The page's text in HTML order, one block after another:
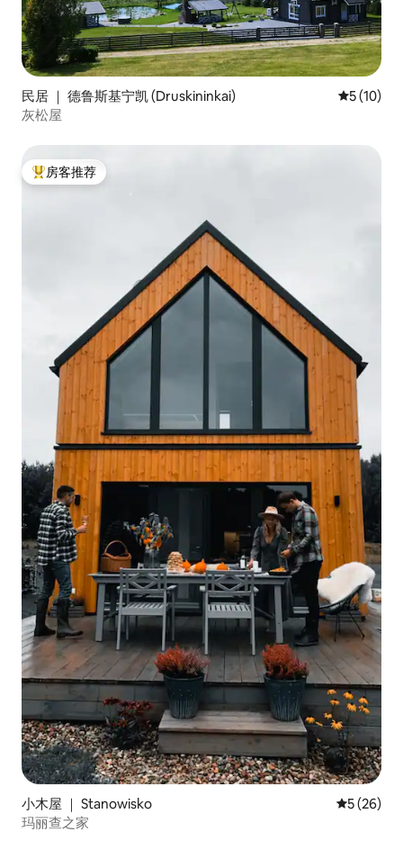
民居 ｜ 德鲁斯基宁凯 (Druskininkai) 平均评分
5 (10)
灰松屋
热门「房客推荐」
房客推荐
小木屋 ｜ Stanowisko 平均评分
5 (26)
玛丽查之家